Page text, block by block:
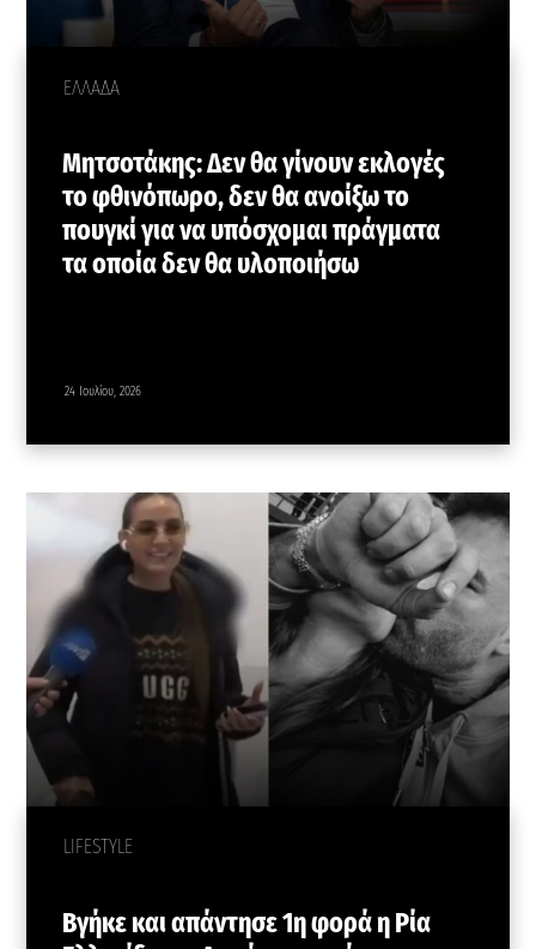
ΕΛΛΑΔΑ
Μητσοτάκης: Δεν θα γίνουν εκλογές
το φθινόπωρο, δεν θα ανοίξω το
πουγκί για να υπόσχομαι πράγματα
τα οποία δεν θα υλοποιήσω
24 Ιουλίου, 2026
LIFESTYLE
Βγήκε και απάντησε 1η φορά η Ρία